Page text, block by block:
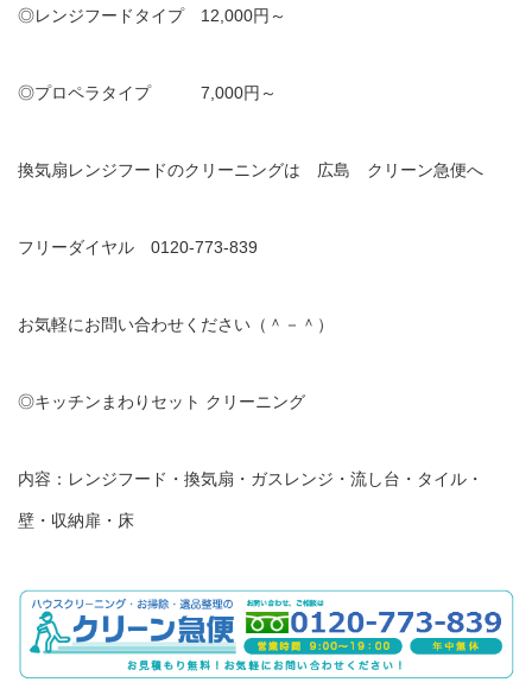
◎レンジフードタイプ 12,000円～
◎プロペラタイプ 7,000円～
換気扇レンジフードのクリーニングは 広島 クリーン急便へ
フリーダイヤル 0120-773-839
お気軽にお問い合わせください（＾－＾）
◎キッチンまわりセット クリーニング
内容：レンジフード・換気扇・ガスレンジ・流し台・タイル・
壁・収納扉・床